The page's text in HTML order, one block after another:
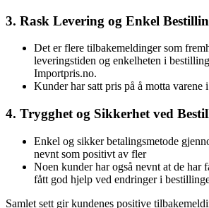
3. Rask Levering og Enkel
Det er flere tilbakemeldinger som
leveringstiden og enkelheten i
Importpris.no.
Kunder har satt pris på å motta varene
4. Trygghet og Sikkerhet ved
Enkel og sikker betalingsmetode
nevnt som positivt av fler
Noen kunder har også nevnt at de har
fått god hjelp ved endringer i
Samlet sett gir kundenes positive